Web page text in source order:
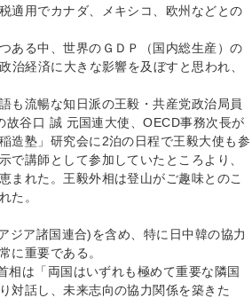
適用でカナダ、メキシコ、欧州などとの
ある中、世界のＧＤＰ（国内総生産）の
治経済に大きな影響を及ぼすと思われ、
も流暢な知日派の王毅・共産党政治局員
谷口 誠 元国連大使、OECD事務次長が
造塾」研究会に2泊の日程で王毅大使も参
で講師として参加していたところより、
まれた。王毅外相は登山がご趣味とのこ
た。
ジア諸国連合)を含め、特に日中韓の協力
に重要である。
相は「両国はいずれも極めて重要な隣国
対話し、未来志向の協力関係を築きた